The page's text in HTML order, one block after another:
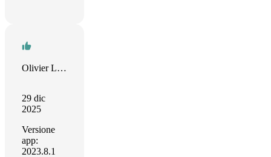
Olivier Leyronnas
29 dic
2025
Versione
app:
2023.8.1